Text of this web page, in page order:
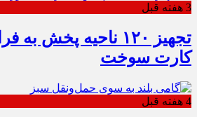
3 هفته قبل
تجهیز ۱۲۰ ناحیه پخش
کارت سوخت
4 هفته قبل